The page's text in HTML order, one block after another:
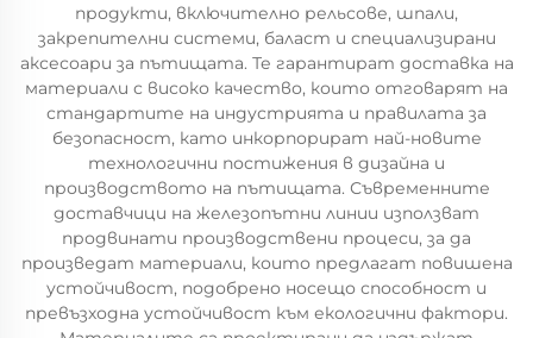
продукти, включително рельсове, шпали,
закрепителни системи, баласт и специализирани
аксесоари за пътищата. Те гарантират доставка на
материали с високо качество, които отговарят на
стандартите на индустрията и правилата за
безопасност, като инкорпорират най-новите
технологични постижения в дизайна и
производството на пътищата. Съвременните
доставчици на железопътни линии използват
продвинати производствени процеси, за да
произведат материали, които предлагат повишена
устойчивост, подобрено носещо способност и
превъзходна устойчивост към екологични фактори.